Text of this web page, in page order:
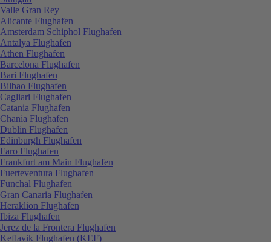
Valle Gran Rey
Alicante Flughafen
Amsterdam Schiphol Flughafen
Antalya Flughafen
Athen Flughafen
Barcelona Flughafen
Bari Flughafen
Bilbao Flughafen
Cagliari Flughafen
Catania Flughafen
Chania Flughafen
Dublin Flughafen
Edinburgh Flughafen
Faro Flughafen
Frankfurt am Main Flughafen
Fuerteventura Flughafen
Funchal Flughafen
Gran Canaria Flughafen
Heraklion Flughafen
Ibiza Flughafen
Jerez de la Frontera Flughafen
Keflavik Flughafen (KEF)